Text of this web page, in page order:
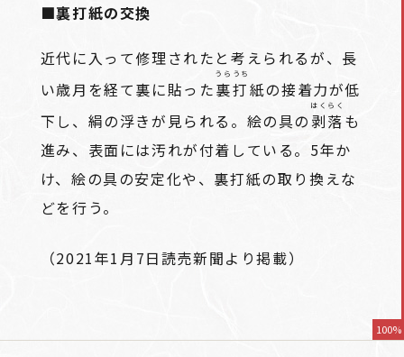
■裏打紙の交換
近代に入って修理されたと考えられるが、長
い歳月を経て裏に貼った裏打
うらうち
紙の接着力が低
下し、絹の浮きが見られる。絵の具の剥落
はくらく
も
進み、表面には汚れが付着している。5年か
け、絵の具の安定化や、裏打紙の取り換えな
どを行う。
（2021年1月7日読売新聞より掲載）
100%